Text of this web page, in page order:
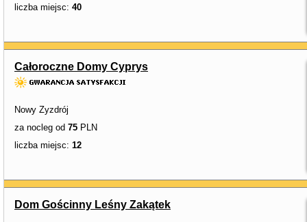
liczba miejsc: 40
Całoroczne Domy Cyprys
Nowy Zyzdrój
za nocleg od 75 PLN
liczba miejsc: 12
Dom Gościnny Leśny Zakątek